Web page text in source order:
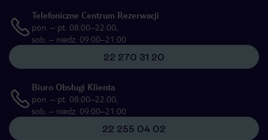
Telefoniczne Centrum Rezerwacji
pon. – pt. 08:00–22:00,
sob. – niedz. 09:00–21:00
22 270 31 20
Biuro Obsługi Klienta
pon. – pt. 08:00–22:00,
sob. – niedz. 09:00–21:00
22 255 04 02